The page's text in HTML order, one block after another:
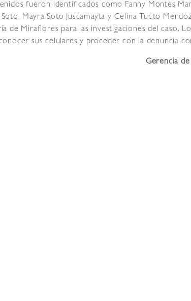
fueron identificados como Fanny Montes
Mayra Soto Juscamayta y Celina Tucto
de Miraflores para las investigaciones del caso.
sus celulares y proceder con la denuncia
Gerencia